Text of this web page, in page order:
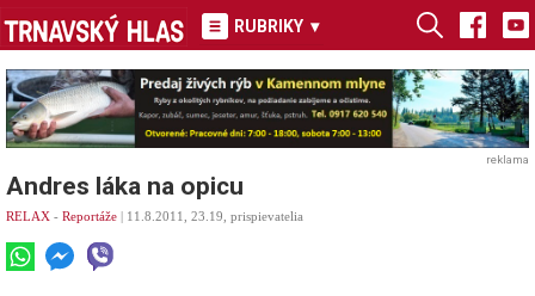
RUBRIKY ▾
reklama
Andres láka na opicu
RELAX - Reportáže | 11.8.2011, 23.19, prispievatelia